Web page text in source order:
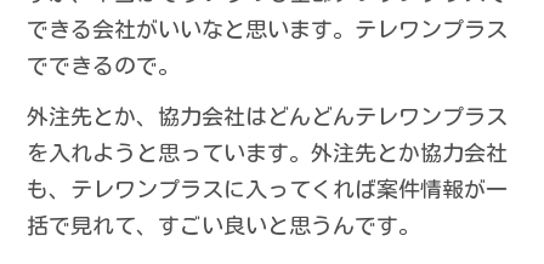
できる会社がいいなと思います。テレワンプラス
でできるので。
外注先とか、協力会社はどんどんテレワンプラス
を入れようと思っています。外注先とか協力会社
も、テレワンプラスに入ってくれば案件情報が一
括で見れて、すごい良いと思うんです。